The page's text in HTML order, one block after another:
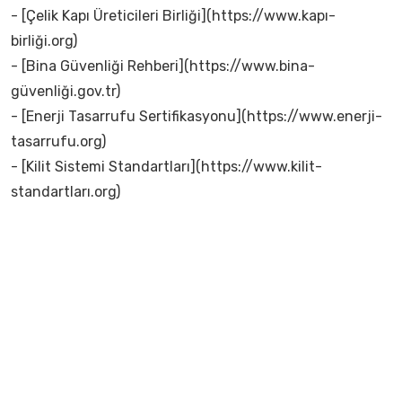
- [Çelik Kapı Üreticileri Birliği](https://www.kapı-
birliği.org)
- [Bina Güvenliği Rehberi](https://www.bina-
güvenliği.gov.tr)
- [Enerji Tasarrufu Sertifikasyonu](https://www.enerji-
tasarrufu.org)
- [Kilit Sistemi Standartları](https://www.kilit-
standartları.org)